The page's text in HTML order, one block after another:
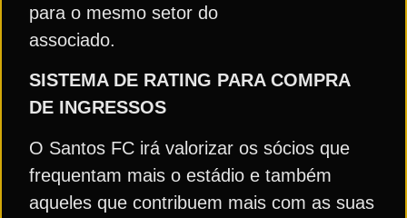
para o mesmo setor do
associado.
SISTEMA DE RATING PARA COMPRA
DE INGRESSOS
O Santos FC irá valorizar os sócios que
frequentam mais o estádio e também
aqueles que contribuem mais com as suas